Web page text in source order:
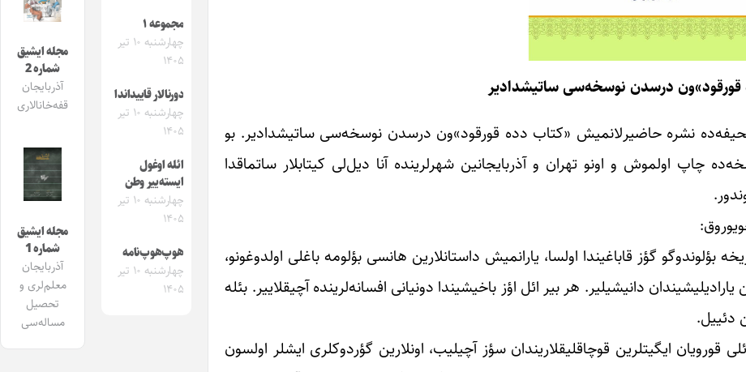
قورقود»ون درسدن نوسخه‌سی ساتیشدادیر
زارع شاهمرسی‌ طرفیندن ۱۳۹۲ینجی ایلده ۱۵۱ صحیفه‌ده نشره حاضیرلانمیش «کتاب دده قورقود»ون درسدن نوسخه‌سی ساتیشدادیر. بو
اثر «تک درخت» نشریاتی واسطه‌سیه ۵۰۰ نوسخه‌ده چاپ اولموش و اونو تهران و آذربایجانین شهرلرینده آنا دیل‌لی کیتابلار ساتماقدا
بؤلوندوگو گؤز قاباغیندا اولسا، یارانمیش داستانلارین هانسی بؤلومه باغلی اولدوغونو،
دانیشیلیر. هر بیر ائل اؤز باخیشیندا دونیانی افسانه‌لرینده آچیقلاییر. بئله
دئییل.
قورویان ایگیتلرین قوچاقلیقلاریندان سؤز آچیلیب، اونلارین گؤردوکلری ایشلر اولسون
مجموعه ۱
چهارشنبه ۱۰ تیر
۱۴۰۵
دورنالار قاییداندا
چهارشنبه ۱۰ تیر
۱۴۰۵
ائله اوغول
ایسته‌ییر وطن
چهارشنبه ۱۰ تیر
۱۴۰۵
هوپ‌هوپ‌نامه
چهارشنبه ۱۰ تیر
۱۴۰۵
مجله ایشیق
شماره 2
آذربایجان
قفه‌خانالاری
مجله ایشیق
شماره 1
آذربایجان
معلم‌لری و
تحصیل
مساله‌سی